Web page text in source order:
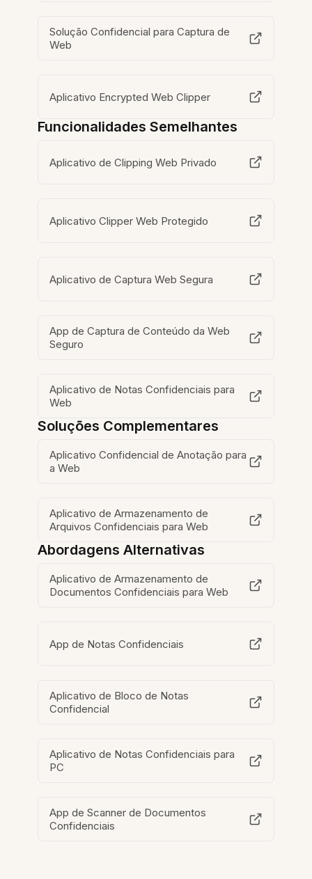
Solução Confidencial para Captura de
Web
Aplicativo Encrypted Web Clipper
Funcionalidades Semelhantes
Aplicativo de Clipping Web Privado
Aplicativo Clipper Web Protegido
Aplicativo de Captura Web Segura
App de Captura de Conteúdo da Web
Seguro
Aplicativo de Notas Confidenciais para
Web
Soluções Complementares
Aplicativo Confidencial de Anotação para
a Web
Aplicativo de Armazenamento de
Arquivos Confidenciais para Web
Abordagens Alternativas
Aplicativo de Armazenamento de
Documentos Confidenciais para Web
App de Notas Confidenciais
Aplicativo de Bloco de Notas
Confidencial
Aplicativo de Notas Confidenciais para
PC
App de Scanner de Documentos
Confidenciais